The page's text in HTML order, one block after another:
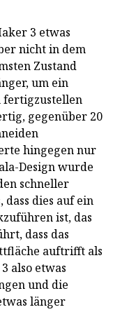
3 etwas
nicht in dem
Zustand
um ein
fertigzustellen
gegenüber 20
hingegen nur
Design wurde
schneller
dies auf ein
ist, das
dass das
auftrifft als
also etwas
und die
länger